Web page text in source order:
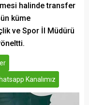
halinde transfer
küme
ve Spor İl Müdürü
Kanalımız